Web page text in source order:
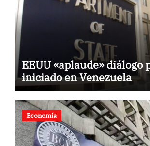
EEUU «aplaude» diálogo
iniciado en Venezuela
Economía